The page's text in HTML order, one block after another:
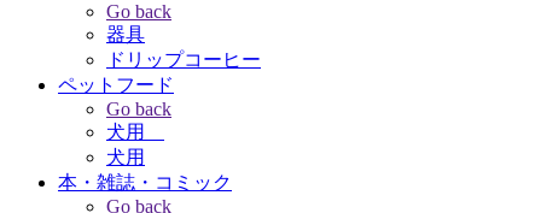
Go back
器具
ドリップコーヒー
ペットフード
Go back
犬用
犬用
本・雑誌・コミック
Go back